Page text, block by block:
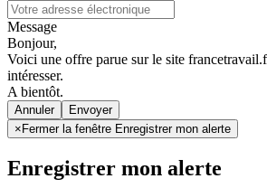
Message
Bonjour,
Voici une offre parue sur le site
intéresser.
A bientôt.
Annuler
× Fermer la fenêtre Enregistrer mon alerte
Enregistrer mon alerte